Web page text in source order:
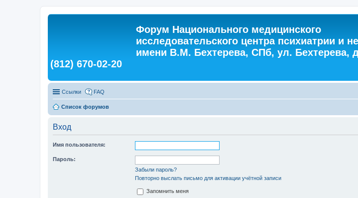
Форум Национального медицинского
исследовательского центра психиатрии и
имени В.М. Бехтерева, СПб, ул. Бехтерева,
(812) 670-02-20
Ссылки FAQ
Список форумов
Вход
Имя пользователя:
Пароль:
Забыли пароль?
Повторно выслать письмо для активации учётной записи
Запомнить меня